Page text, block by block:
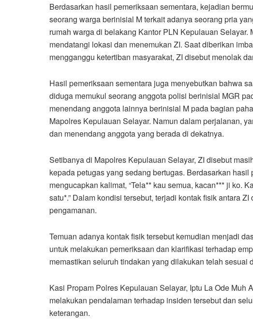
Berdasarkan hasil pemeriksaan sementara, kejadian
seorang warga berinisial M terkait adanya seorang pria
rumah warga di belakang Kantor PLN Kepulauan
mendatangi lokasi dan menemukan ZI. Saat diberikan
mengganggu ketertiban masyarakat, ZI disebut menolak
Hasil pemeriksaan sementara juga menyebutkan bahwa
diduga memukul seorang anggota polisi berinisial MGR
menendang anggota lainnya berinisial M pada bagian
Mapolres Kepulauan Selayar. Namun dalam perjalanan,
dan menendang anggota yang berada di dekatnya.
Setibanya di Mapolres Kepulauan Selayar, ZI disebut
kepada petugas yang sedang bertugas. Berdasarkan
mengucapkan kalimat, “Tela** kau semua, kacan*** ji ko.
satu*.” Dalam kondisi tersebut, terjadi kontak fisik antara
pengamanan.
Temuan adanya kontak fisik tersebut kemudian menjadi
untuk melakukan pemeriksaan dan klarifikasi terhadap
memastikan seluruh tindakan yang dilakukan telah sesuai
Kasi Propam Polres Kepulauan Selayar, Iptu La Ode Muh
melakukan pendalaman terhadap insiden tersebut dan
keterangan.